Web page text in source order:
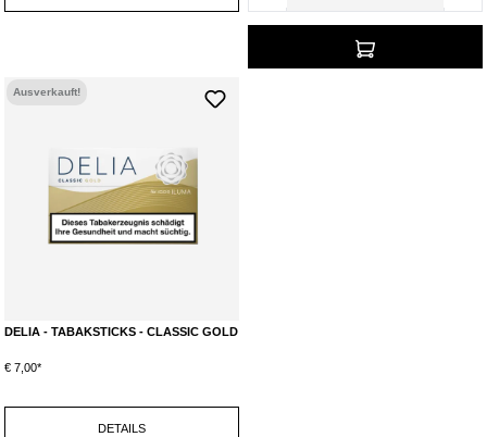
Ausverkauft!
DELIA - TABAKSTICKS - CLASSIC GOLD
€ 7,00*
DETAILS